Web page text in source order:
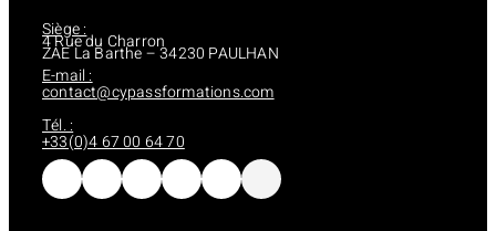
Siège :
4 Rue du Charron
ZAE La Barthe – 34230 PAULHAN
E-mail :
contact@cypassformations.com
Tél. :
+33(0)4 67 00 64 70